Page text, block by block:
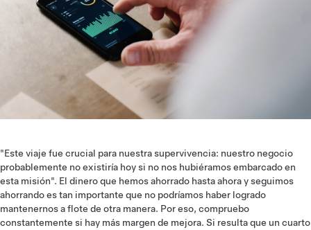
"Este viaje fue crucial para nuestra supervivencia: nuestro negocio
probablemente no existiría hoy si no nos hubiéramos embarcado en
esta misión". El dinero que hemos ahorrado hasta ahora y seguimos
ahorrando es tan importante que no podríamos haber logrado
mantenernos a flote de otra manera. Por eso, compruebo
constantemente si hay más margen de mejora. Si resulta que un cuarto